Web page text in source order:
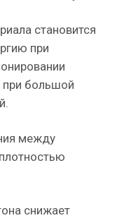
становится
при
при большой
между
снижает